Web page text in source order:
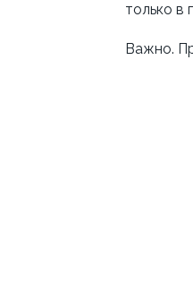
только в
Важно.